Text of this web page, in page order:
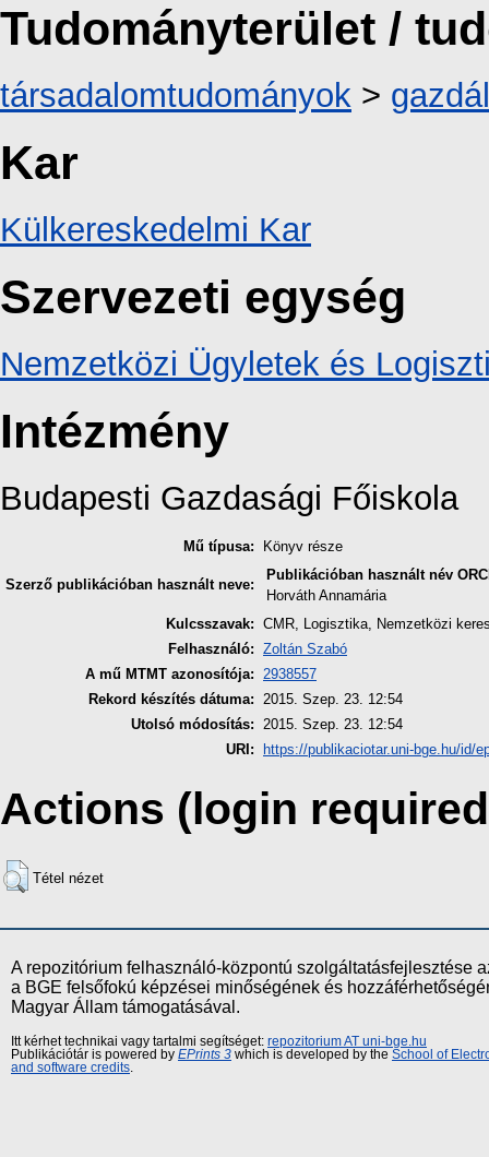
Tudományterület /
társadalomtudományok >
Kar
Külkereskedelmi Kar
Szervezeti egység
Nemzetközi Ügyletek és
Intézmény
Budapesti Gazdasági Főiskola
Mű típusa: Könyv része
Szerző publikációban használt neve:
Publikációban használt név
Horváth Annamária
Kulcsszavak: CMR, Logisztika, Nemzetközi
Felhasználó: Zoltán Szabó
A mű MTMT azonosítója: 2938557
Rekord készítés dátuma: 2015. Szep. 23. 12:54
Utolsó módosítás: 2015. Szep. 23. 12:54
URI:
https://publikaciotar.uni-bge.hu/id/
Actions (login
Tétel nézet
A repozitórium felhasználó-központú szolgáltatásfejlesztése
a BGE felsőfokú képzései minőségének és
Magyar Állam támogatásával.
Itt kérhet technikai vagy tartalmi segítséget: repozitorium AT uni-bge.hu
Publikációtár is powered by EPrints 3 which is developed by the School of
and software credits